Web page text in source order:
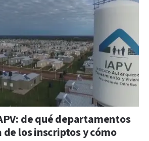
de qué departamentos
los inscriptos y cómo